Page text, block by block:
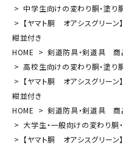
中学生向けの変わり胴・塗り
【ヤマト胴 オアシスグリー
紺並付き
HOME
剣道防具・剣道具 商
高校生向けの変わり胴・塗り
【ヤマト胴 オアシスグリー
紺並付き
HOME
剣道防具・剣道具 商
大学生・一般向けの変わり胴
【ヤマト胴 オアシスグリー